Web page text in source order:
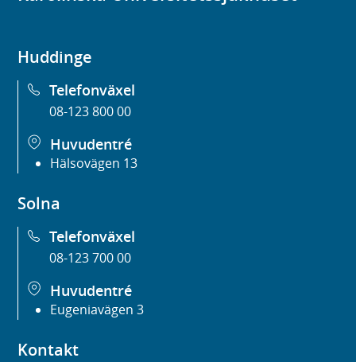
Huddinge
Telefonväxel
08-123 800 00
Huvudentré
Hälsovägen 13
Solna
Telefonväxel
08-123 700 00
Huvudentré
Eugeniavägen 3
Kontakt